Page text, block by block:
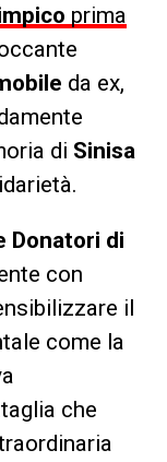
prima
da ex,
di Sinisa
Donatori di
con
il
come la
che